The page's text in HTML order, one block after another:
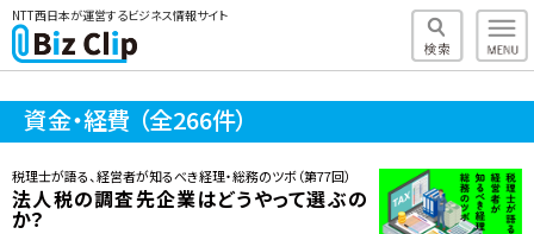
NTT西日本が運営するビジネス情報サイト
資金・経費 （全266件）
税理士が語る、経営者が知るべき経理・総務のツボ（第77回）
法人税の調査先企業はどうやって選ぶの
か？